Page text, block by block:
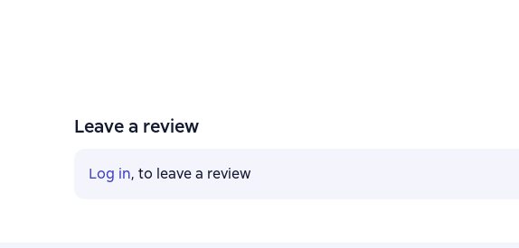
Leave a review
Log in, to leave a review